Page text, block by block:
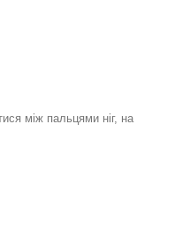
між пальцями ніг, на